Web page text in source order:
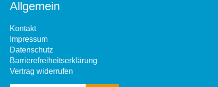
Allgemein
Kontakt
Impressum
Datenschutz
Barrierefreiheitserklärung
Vertrag widerrufen